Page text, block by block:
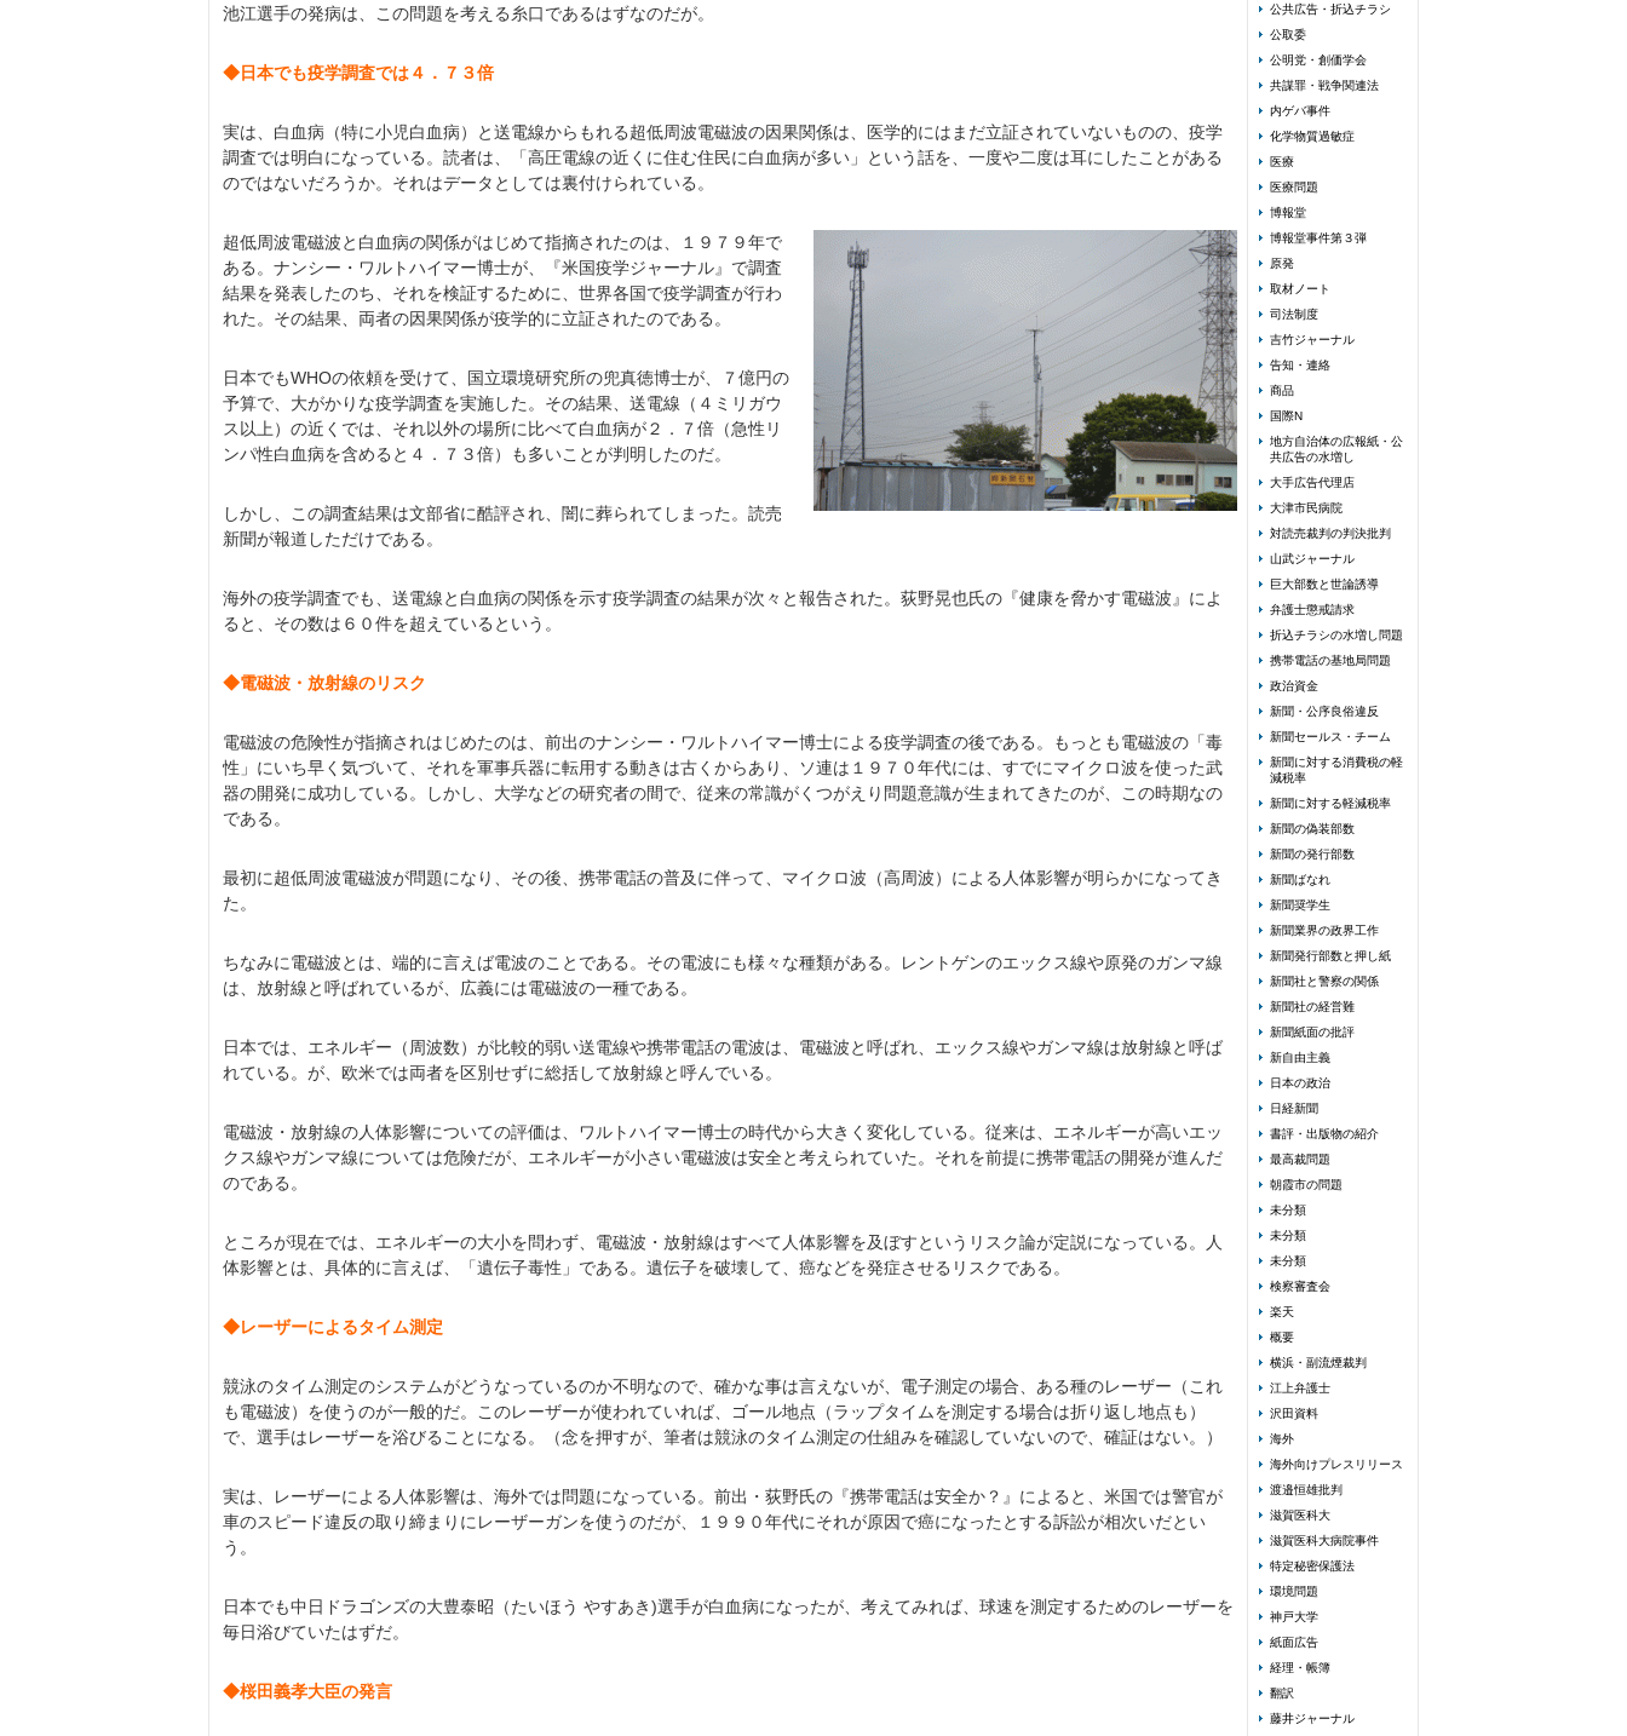
池江選手の発病は、この問題を考える糸口であるはずなのだが。
◆日本でも疫学調査では４．７３倍
実は、白血病（特に小児白血病）と送電線からもれる超低周波電磁波の因果関係は、医学的にはまだ立証されていないものの、疫学
調査では明白になっている。読者は、「高圧電線の近くに住む住民に白血病が多い」という話を、一度や二度は耳にしたことがある
のではないだろうか。それはデータとしては裏付けられている。
超低周波電磁波と白血病の関係がはじめて指摘されたのは、１９７９年で
ある。ナンシー・ワルトハイマー博士が、『米国疫学ジャーナル』で調査
結果を発表したのち、それを検証するために、世界各国で疫学調査が行わ
れた。その結果、両者の因果関係が疫学的に立証されたのである。
日本でもWHOの依頼を受けて、国立環境研究所の兜真徳博士が、７億円の
予算で、大がかりな疫学調査を実施した。その結果、送電線（４ミリガウ
ス以上）の近くでは、それ以外の場所に比べて白血病が２．７倍（急性リ
ンパ性白血病を含めると４．７３倍）も多いことが判明したのだ。
しかし、この調査結果は文部省に酷評され、闇に葬られてしまった。読売
新聞が報道しただけである。
海外の疫学調査でも、送電線と白血病の関係を示す疫学調査の結果が次々と報告された。荻野晃也氏の『健康を脅かす電磁波』によ
ると、その数は６０件を超えているという。
◆電磁波・放射線のリスク
電磁波の危険性が指摘されはじめたのは、前出のナンシー・ワルトハイマー博士による疫学調査の後である。もっとも電磁波の「毒
性」にいち早く気づいて、それを軍事兵器に転用する動きは古くからあり、ソ連は１９７０年代には、すでにマイクロ波を使った武
器の開発に成功している。しかし、大学などの研究者の間で、従来の常識がくつがえり問題意識が生まれてきたのが、この時期なの
である。
最初に超低周波電磁波が問題になり、その後、携帯電話の普及に伴って、マイクロ波（高周波）による人体影響が明らかになってき
た。
ちなみに電磁波とは、端的に言えば電波のことである。その電波にも様々な種類がある。レントゲンのエックス線や原発のガンマ線
は、放射線と呼ばれているが、広義には電磁波の一種である。
日本では、エネルギー（周波数）が比較的弱い送電線や携帯電話の電波は、電磁波と呼ばれ、エックス線やガンマ線は放射線と呼ば
れている。が、欧米では両者を区別せずに総括して放射線と呼んでいる。
電磁波・放射線の人体影響についての評価は、ワルトハイマー博士の時代から大きく変化している。従来は、エネルギーが高いエッ
クス線やガンマ線については危険だが、エネルギーが小さい電磁波は安全と考えられていた。それを前提に携帯電話の開発が進んだ
のである。
ところが現在では、エネルギーの大小を問わず、電磁波・放射線はすべて人体影響を及ぼすというリスク論が定説になっている。人
体影響とは、具体的に言えば、「遺伝子毒性」である。遺伝子を破壊して、癌などを発症させるリスクである。
◆レーザーによるタイム測定
競泳のタイム測定のシステムがどうなっているのか不明なので、確かな事は言えないが、電子測定の場合、ある種のレーザー（これ
も電磁波）を使うのが一般的だ。このレーザーが使われていれば、ゴール地点（ラップタイムを測定する場合は折り返し地点も）
で、選手はレーザーを浴びることになる。（念を押すが、筆者は競泳のタイム測定の仕組みを確認していないので、確証はない。）
実は、レーザーによる人体影響は、海外では問題になっている。前出・荻野氏の『携帯電話は安全か？』によると、米国では警官が
車のスピード違反の取り締まりにレーザーガンを使うのだが、１９９０年代にそれが原因で癌になったとする訴訟が相次いだとい
う。
日本でも中日ドラゴンズの大豊泰昭（たいほう やすあき)選手が白血病になったが、考えてみれば、球速を測定するためのレーザーを
毎日浴びていたはずだ。
◆桜田義孝大臣の発言
公共広告・折込チラシ
公取委
公明党・創価学会
共謀罪・戦争関連法
内ゲバ事件
化学物質過敏症
医療
医療問題
博報堂
博報堂事件第３弾
原発
取材ノート
司法制度
吉竹ジャーナル
告知・連絡
商品
国際N
地方自治体の広報紙・公
共広告の水増し
大手広告代理店
大津市民病院
対読売裁判の判決批判
山武ジャーナル
巨大部数と世論誘導
弁護士懲戒請求
折込チラシの水増し問題
携帯電話の基地局問題
政治資金
新聞・公序良俗違反
新聞セールス・チーム
新聞に対する消費税の軽
減税率
新聞に対する軽減税率
新聞の偽装部数
新聞の発行部数
新聞ばなれ
新聞奨学生
新聞業界の政界工作
新聞発行部数と押し紙
新聞社と警察の関係
新聞社の経営難
新聞紙面の批評
新自由主義
日本の政治
日経新聞
書評・出版物の紹介
最高裁問題
朝霞市の問題
未分類
未分類
未分類
検察審査会
楽天
概要
横浜・副流煙裁判
江上弁護士
沢田資料
海外
海外向けプレスリリース
渡邉恒雄批判
滋賀医科大
滋賀医科大病院事件
特定秘密保護法
環境問題
神戸大学
紙面広告
経理・帳簿
翻訳
藤井ジャーナル